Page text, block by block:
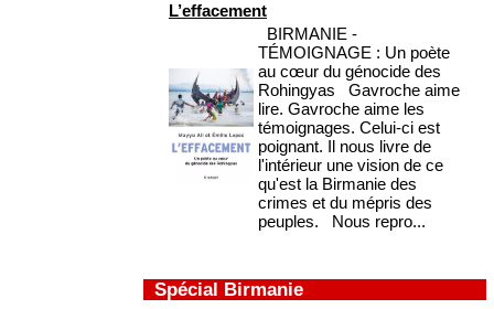
L’effacement
BIRMANIE -
TÉMOIGNAGE : Un poète
au cœur du génocide des
Rohingyas Gavroche aime
lire. Gavroche aime les
témoignages. Celui-ci est
poignant. Il nous livre de
l'intérieur une vision de ce
qu'est la Birmanie des
crimes et du mépris des
peuples. Nous repro...
Spécial Birmanie